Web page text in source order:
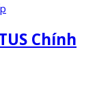
Chính